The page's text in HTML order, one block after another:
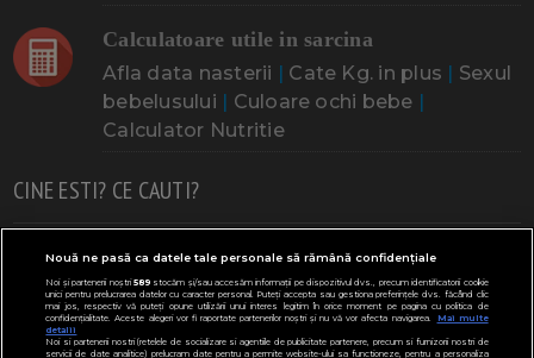
Calculatoare utile in sarcina
Afla data nasterii | Cate Kg. in plus | Sexul
bebelusului | Culoare ochi bebe |
Calculator Nutritie
CINE ESTI? CE CAUTI?
Doresc un copil Adoptia Probleme cu sarcina
Urmeaza sa nasc Probleme alaptare Bebe plange
Bebe febra Cresa, Gradinta
Nouă ne pasă ca datele tale personale să rămână confidențiale
Noi și partenerii noștri589stocăm și/sau accesăm informații pe dispozitivul dvs., precum identificatorii cookie
unici pentru prelucrarea datelor cu caracter personal. Puteți accepta sau gestiona preferințele dvs. făcând clic
mai jos, respectiv vă puteți opune utilizării unui interes legitim în orice moment pe pagina cu politica de
confidențialitate. Aceste alegeri vor fi raportate partenerilor noștri și nu vă vor afecta navigarea.
Mai multe
detalii
Noi si partenerii nostri (retelele de socializare si agentiile de publicitate partenere, precum si furnizorii nostri de
servicii de date analitice) prelucram date pentru a permite website-ului sa functioneze, pentru a personaliza